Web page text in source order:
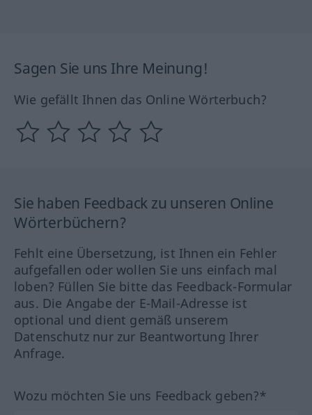
Sagen Sie uns Ihre Meinung!
Wie gefällt Ihnen das Online Wörterbuch?
Sie haben Feedback zu unseren Online
Wörterbüchern?
Fehlt eine Übersetzung, ist Ihnen ein Fehler
aufgefallen oder wollen Sie uns einfach mal
loben? Füllen Sie bitte das Feedback-Formular
aus. Die Angabe der E-Mail-Adresse ist
optional und dient gemäß unserem
Datenschutz nur zur Beantwortung Ihrer
Anfrage.
Wozu möchten Sie uns Feedback geben?*